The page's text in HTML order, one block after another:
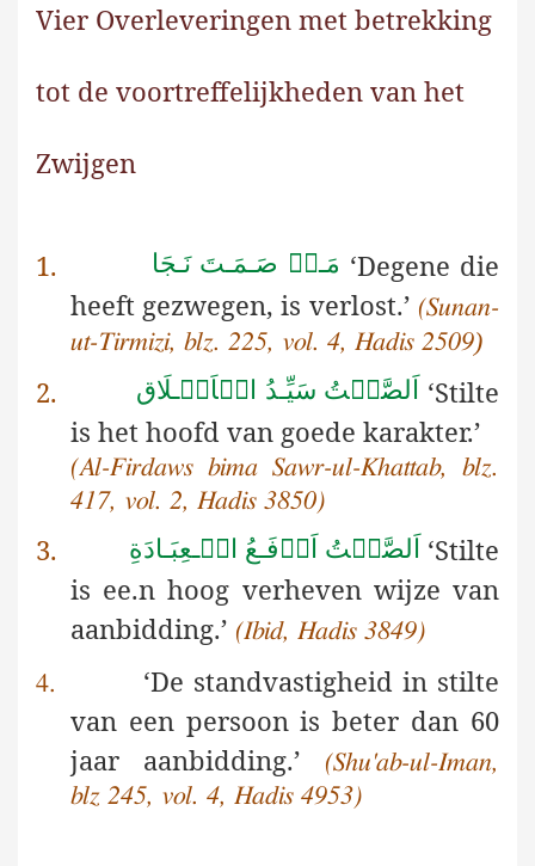
Vier Overleveringen met betrekking
tot de voortreffelijkheden van het
Zwijgen
1. مَـنۡ صَـمَـتَ نَـجَا ‘Degene die
heeft gezwegen, is verlost.’ (Sunan-
ut-Tirmizi, blz. 225, vol. 4, Hadis 2509)
2. اَلصَّمۡتُ سَيِّـدُ الۡاَخۡـلَاق ‘Stilte
is het hoofd van goede karakter.’
(Al-Firdaws bima Sawr-ul-Khattab, blz.
417, vol. 2, Hadis 3850)
3. اَلصَّمۡتُ اَرۡفَـعُ الۡـعِبَـادَةِ ‘Stilte
is ee.n hoog verheven wijze van
aanbidding.’ (Ibid, Hadis 3849)
4.
‘De standvastigheid in stilte
van een persoon is beter dan 60
jaar aanbidding.’
(Shu'ab-ul-Iman,
blz 245, vol. 4, Hadis 4953)